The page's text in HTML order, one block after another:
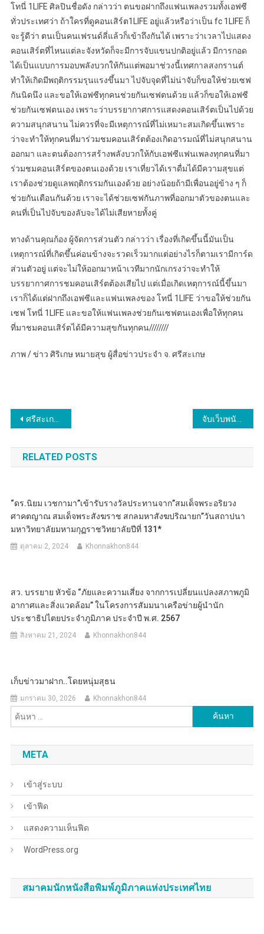
โทนี่ 1LIFE ศิลปินชื่อดัง กล่าวว่า ตนขอฝากถึงแฟนเพลงรวมทั้งเอฟซี
ทั่วประเทศว่า ถ้าใครที่ดูคอนเสิร์ต1LIFE อยู่แล้วหรือว่าเป็น fc 1LIFE ก็
จะรู้ดีว่า ตนเป็นคนเฟรนด์ลี่แล้วก็เข้าถึงกันได้ เพราะว่าเวลาไปแสดง
คอนเสิร์ตที่ไหนแต่ละจังหวัดก็จะมีการจับแขนปกติอยู่แล้ว มีการกอด
ได้เป็นแบบการมอบพลังบวกให้กันแต่พอมาช่วงนี้เทศกาลสงกรานต์
ทำให้เกิดมีพฤติกรรมรุนแรงขึ้นมา ไปจับจุดที่ไม่น่าจับก็ขอให้ช่วยเซฟ
กันนิดนึง และขอให้เอฟซีทุกคนช่วยกันเซฟตนด้วย แล้วก็ขอให้เอฟซี
ช่วยกันเซฟตนเอง เพราะว่าบรรยากาศการแสดงคอนเสิร์ตเป็นไปด้วย
ความสนุกสนาน ไม่ควรที่จะมีเหตุการณ์ที่ไม่เหมาะสมเกิดขึ้นเพราะ
ว่าจะทำให้ทุกคนที่มาร่วมชมคอนเสิร์ตต้องเกิดอารมณ์ที่ไม่สนุกสนาน
ออกมา และตนต้องการสร้างพลังบวกให้กับเอฟซีแฟนเพลงทุกคนที่มา
ร่วมชมคอนเสิร์ตของตนเองด้วย เราเที่ยวได้เราดื่มได้มีความสุขแต่
เราต้องช่วยดูแลพฤติกรรมกันเองด้วย อย่างน้อยถ้ามีเพื่อนอยู่ข้าง ๆ ก็
ช่วยกันเตือนกันด้วย เราจะได้ช่วยเซฟกันภาพที่ออกมาตัวของตนและ
คนที่เป็นไปจับของลับจะได้ไม่เสียหายทั้งคู่
ทางด้านคุณก้อง ผู้จัดการส่วนตัว กล่าวว่า เรื่องที่เกิดขึ้นนี้มันเป็น
เหตุการณ์ที่เกิดขึ้นค่อนข้างจะรวดเร็วมากแต่อย่างไรก็ตามเรามีการ์ด
ส่วนตัวอยู่ แต่จะไม่ให้ออกมาหน้าเวทีมากนักเกรงว่าจะทำให้
บรรยากาศการชมคอนเสิร์ตต้องเสียไป แต่เมื่อเกิดเหตุการณ์นี้ขึ้นมา
เราก็ได้แต่ฝากถึงเอฟซีและแฟนเพลงของ โทนี่ 1LIFE ว่าขอให้ช่วยกัน
เซฟ โทนี่ 1LIFE และขอให้แฟนเพลงช่วยกันเซฟตนเองเพื่อให้ทุกคน
ที่มาชมคอนเสิร์ตได้มีความสุขกันทุกคน////////
ภาพ / ข่าว ศิริเกษ หมายสุข ผู้สื่อข่าวประจำ จ. ศรีสะเกษ
แนะแนว
เรื่อง
ศรีสะเกษ ยิ่งใหญ่ตระการตา 10 ชาติแสดงวัฒนธรรมพื้นบ้านที่วัดไพรพัฒนา เพื่อเผยแพร่วัฒนธรรมประเพณี และวัดในพุทธศาสนาให้ชาวต่างชาติได้เห็นและเพื่อเผยแผ่พระพุทธศาสนาให้เป็นที่ยอมรับระดับโลก
RELATED POSTS
“ดร.นิยม เวชกามา”เข้ารับรางวัลประทานจาก”สมเด็จพระอริยวง
ศาคตญาณ สมเด็จพระสังฆราช สกลมหาสังฆปริณายก”วันสถาปนา
มหาวิทยาลัยมหามกุฏราชวิทยาลัยปีที่ 131*
ตุลาคม 2, 2024 Khonnakhon844
สว. บรรยาย หัวข้อ “ภัยและความเสี่ยง จากการเปลี่ยนแปลงสภาพภูมิ
อากาศและสิ่งแวดล้อม” ในโครงการสัมมนาเครือข่ายผู้นำนัก
ประชาธิปไตยประจำภูมิภาค ประจำปี พ.ศ. 2567
สิงหาคม 21, 2024 Khonnakhon844
เก็บข่าวมาฝาก..โดยหนุ่มสุธน
มกราคม 30, 2026 Khonnakhon844
สำหรับ:
META
เข้าสู่ระบบ
เข้าฟีด
แสดงความเห็นฟีด
WordPress.org
สมาคมนักหนังสือพิมพ์ภูมิภาคแห่งประเทศไทย